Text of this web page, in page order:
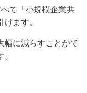
て「小規模企業共
ます。
幅に減らすことがで